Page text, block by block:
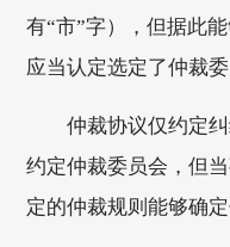
有“市”字），但据此
应当认定选定了仲裁委
仲裁协议仅约定
约定仲裁委员会，但
定的仲裁规则能够确